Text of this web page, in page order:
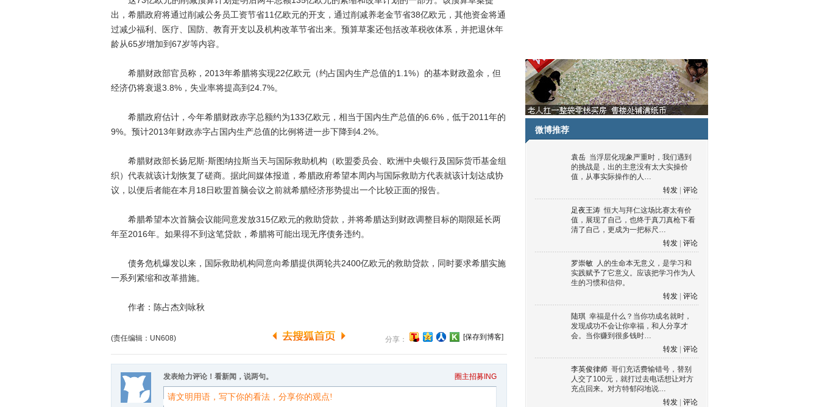
出，希腊政府将通过削减公务员工资节省11亿欧元的开支，通过削减养老金节省38亿欧元，其他资金将通
过减少福利、医疗、国防、教育开支以及机构改革节省出来。预算草案还包括改革税收体系，并把退休年
龄从65岁增加到67岁等内容。
希腊财政部官员称，2013年希腊将实现22亿欧元（约占国内生产总值的1.1%）的基本财政盈余，但
经济仍将衰退3.8%，失业率将提高到24.7%。
希腊政府估计，今年希腊财政赤字总额约为133亿欧元，相当于国内生产总值的6.6%，低于2011年的
9%。预计2013年财政赤字占国内生产总值的比例将进一步下降到4.2%。
希腊财政部长扬尼斯·斯图纳拉斯当天与国际救助机构（欧盟委员会、欧洲中央银行及国际货币基金组
织）代表就该计划恢复了磋商。据此间媒体报道，希腊政府希望本周内与国际救助方代表就该计划达成协
议，以便后者能在本月18日欧盟首脑会议之前就希腊经济形势提出一个比较正面的报告。
希腊希望本次首脑会议能同意发放315亿欧元的救助贷款，并将希腊达到财政调整目标的期限延长两
年至2016年。如果得不到这笔贷款，希腊将可能出现无序债务违约。
债务危机爆发以来，国际救助机构同意向希腊提供两轮共2400亿欧元的救助贷款，同时要求希腊实施
一系列紧缩和改革措施。
作者：陈占杰刘咏秋
(责任编辑：UN608) 分享： [保存到博客]
发表给力评论！看新闻，说两句。 圈主招募ING
微博推荐
袁岳 当浮层化现象严重时，我们遇到
的挑战是，出的主意没有太大实操价
值，从事实际操作的人…
转发
评论
足夜王涛 恒大与拜仁这场比赛太有价
值，展现了自己，也终于真刀真枪下看
清了自己，更成为一把标尺…
转发
评论
罗崇敏 人的生命本无意义，是学习和
实践赋予了它意义。应该把学习作为人
生的习惯和信仰。
转发
评论
陆琪 幸福是什么？当你功成名就时，
发现成功不会让你幸福，和人分享才
会。当你赚到很多钱时…
转发
评论
李英俊律师 哥们充话费输错号，替别
人交了100元，就打过去电话想让对方
充点回来。对方特郁闷地说…
转发
评论